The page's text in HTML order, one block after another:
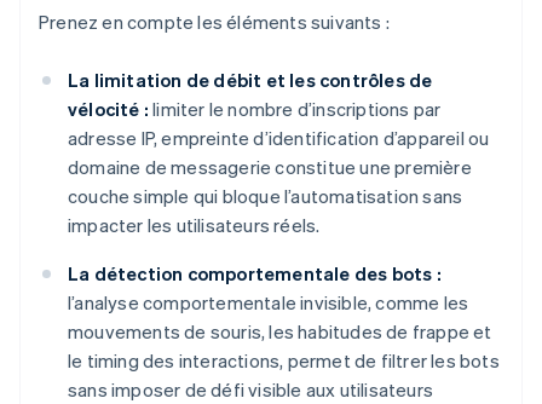
Prenez en compte les éléments suivants :
La limitation de débit et les contrôles de
vélocité : limiter le nombre d’inscriptions par
adresse IP, empreinte d’identification d’appareil ou
domaine de messagerie constitue une première
couche simple qui bloque l’automatisation sans
impacter les utilisateurs réels.
La détection comportementale des bots :
l’analyse comportementale invisible, comme les
mouvements de souris, les habitudes de frappe et
le timing des interactions, permet de filtrer les bots
sans imposer de défi visible aux utilisateurs